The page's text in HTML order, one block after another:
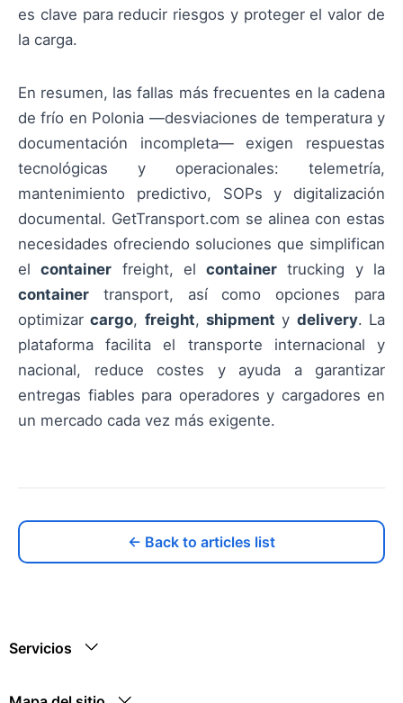
es clave para reducir riesgos y proteger el valor de
la carga.
En resumen, las fallas más frecuentes en la cadena
de frío en Polonia —desviaciones de temperatura y
documentación incompleta— exigen respuestas
tecnológicas y operacionales: telemetría,
mantenimiento predictivo, SOPs y digitalización
documental. GetTransport.com se alinea con estas
necesidades ofreciendo soluciones que simplifican
elcontainer freight, elcontainer trucking y la
container transport, así como opciones para
optimizarcargo, freight,shipment y delivery. La
plataforma facilita el transporte internacional y
nacional, reduce costes y ayuda a garantizar
entregas fiables para operadores y cargadores en
un mercado cada vez más exigente.
← Back to articles list
Servicios